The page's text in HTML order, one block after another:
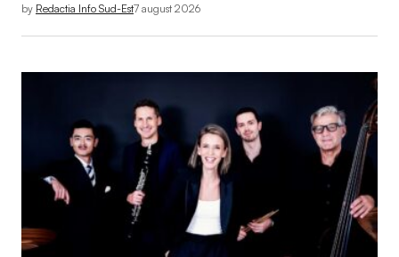
by Redactia Info Sud-Est7 august 2026